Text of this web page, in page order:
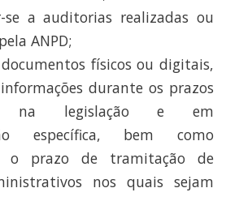
se a auditorias realizadas ou
ANPD;
físicos ou digitais,
durante os prazos
na legislação e em
específica, bem como
o prazo de tramitação de
nos quais sejam